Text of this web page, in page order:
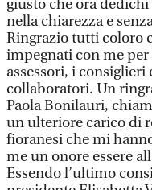
giusto che ora
nella chiarezza e
Ringrazio tutti coloro
impegnati con me
assessori, i
collaboratori. Un
Paola Bonilauri,
un ulteriore carico di
fioranesi che mi
me un onore essere
Essendo l’ultimo